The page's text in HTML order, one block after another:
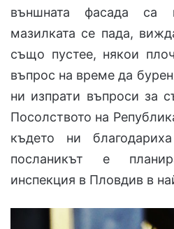
външната фасада са
мазилката се пада,
също пустее, някои
въпрос на време да
ни изпрати въпроси за
Посолството на
където ни
посланикът е
инспекция в Пловдив в